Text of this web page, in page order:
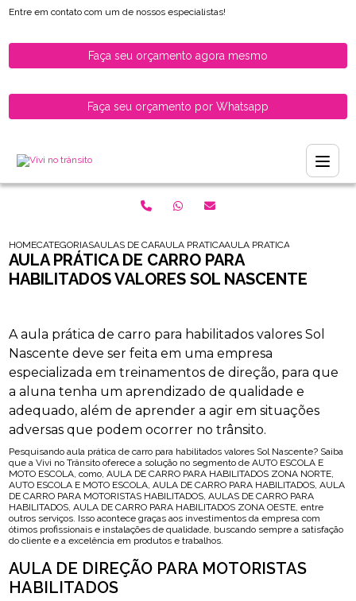
Entre em contato com um de nossos especialistas!
Faça seu orçamento agora mesmo
Faça seu orçamento por Whatsapp
HOMECATEGORIASAULAS DE CARRO PARA HABILITADOS
AULA PRATICA DE CARROAULA PRATICA DE CARRO
AULA PRÁTICA DE CARRO PARA
HABILITADOS VALORES SOL NASCENTE
A aula prática de carro para habilitados valores Sol
Nascente deve ser feita em uma empresa
especializada em treinamentos de direção, para que
a aluna tenha um aprendizado de qualidade e
adequado, além de aprender a agir em situações
adversas que podem ocorrer no trânsito.
Pesquisando aula prática de carro para habilitados valores Sol Nascente? Saiba
que a Vivi no Trânsito oferece a solução no segmento de AUTO ESCOLA E
MOTO ESCOLA, como, AULA DE CARRO PARA HABILITADOS ZONA NORTE,
AUTO ESCOLA E MOTO ESCOLA, AULA DE CARRO PARA HABILITADOS, AULA
DE CARRO PARA MOTORISTAS HABILITADOS, AULAS DE CARRO PARA
HABILITADOS, AULA DE CARRO PARA HABILITADOS ZONA OESTE, entre
outros serviços. Isso acontece graças aos investimentos da empresa com
ótimos profissionais e instalações de qualidade, buscando sempre a satisfação
do cliente e a excelência em produtos e trabalhos.
AULA DE DIREÇÃO PARA MOTORISTAS
HABILITADOS